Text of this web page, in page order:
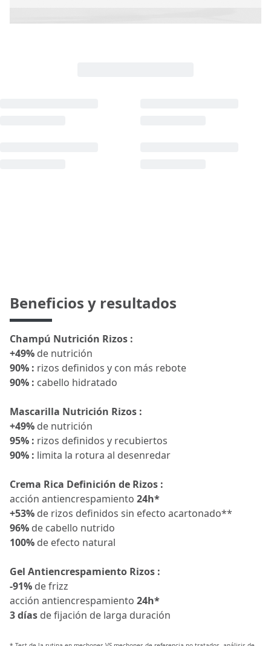
Beneficios y resultados
Champú Nutrición Rizos :
+49% de nutrición
90% : rizos definidos y con más rebote
90% : cabello hidratado
Mascarilla Nutrición Rizos :
+49% de nutrición
95% : rizos definidos y recubiertos
90% : limita la rotura al desenredar
Crema Rica Definición de Rizos :
acción antiencrespamiento 24h*
+53% de rizos definidos sin efecto acartonado**
96% de cabello nutrido
100% de efecto natural
Gel Antiencrespamiento Rizos :
-91% de frizz
acción antiencrespamiento 24h*
3 días de fijación de larga duración